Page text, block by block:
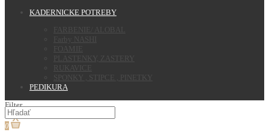
KADERNICKE POTREBY
FARBENIE/ ALOBAL
Farby NASHI
FOAMIE
PLASTENKY, ZASTERY
RUKAVICE
SPONKY , STIPCE , PINETKY
PEDIKURA
Filter
0